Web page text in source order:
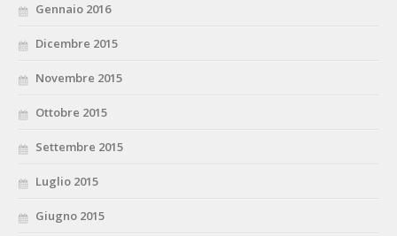
Gennaio 2016
Dicembre 2015
Novembre 2015
Ottobre 2015
Settembre 2015
Luglio 2015
Giugno 2015